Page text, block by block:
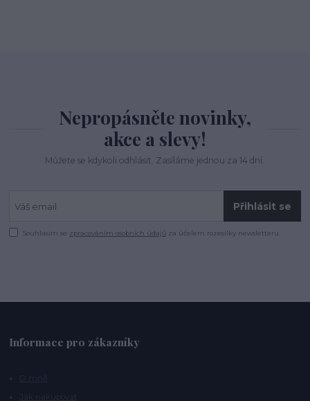
Nepropásněte novinky,
akce a slevy!
Můžete se kdykoli odhlásit. Zasíláme jednou za 14 dní.
Přihlásit se
Souhlasím se zpracováním osobních údajů za účelem rozesílky newsletteru.
Informace pro zákazníky